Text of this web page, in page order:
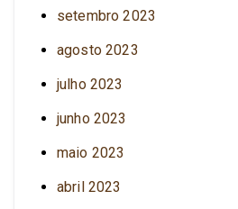
setembro 2023
agosto 2023
julho 2023
junho 2023
maio 2023
abril 2023